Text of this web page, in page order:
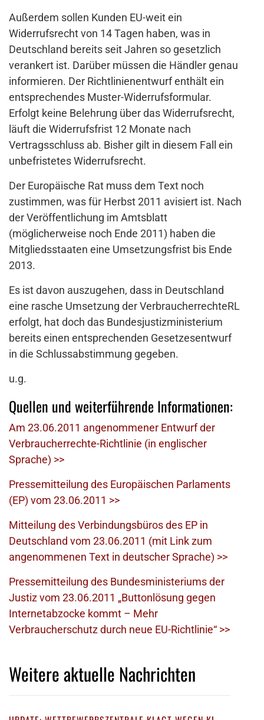
Außerdem sollen Kunden EU-weit ein
Widerrufsrecht von 14 Tagen haben, was in
Deutschland bereits seit Jahren so gesetzlich
verankert ist. Darüber müssen die Händler genau
informieren. Der Richtlinienentwurf enthält ein
entsprechendes Muster-Widerrufsformular.
Erfolgt keine Belehrung über das Widerrufsrecht,
läuft die Widerrufsfrist 12 Monate nach
Vertragsschluss ab. Bisher gilt in diesem Fall ein
unbefristetes Widerrufsrecht.
Der Europäische Rat muss dem Text noch
zustimmen, was für Herbst 2011 avisiert ist. Nach
der Veröffentlichung im Amtsblatt
(möglicherweise noch Ende 2011) haben die
Mitgliedsstaaten eine Umsetzungsfrist bis Ende
2013.
Es ist davon auszugehen, dass in Deutschland
eine rasche Umsetzung der VerbraucherrechteRL
erfolgt, hat doch das Bundesjustizministerium
bereits einen entsprechenden Gesetzesentwurf
in die Schlussabstimmung gegeben.
u.g.
Quellen und weiterführende Informationen:
Am 23.06.2011 angenommener Entwurf der
Verbraucherrechte-Richtlinie (in englischer
Sprache) >>
Pressemitteilung des Europäischen Parlaments
(EP) vom 23.06.2011 >>
Mitteilung des Verbindungsbüros des EP in
Deutschland vom 23.06.2011 (mit Link zum
angenommenen Text in deutscher Sprache) >>
Pressemitteilung des Bundesministeriums der
Justiz vom 23.06.2011 „Buttonlösung gegen
Internetabzocke kommt – Mehr
Verbraucherschutz durch neue EU-Richtlinie“ >>
Weitere aktuelle Nachrichten